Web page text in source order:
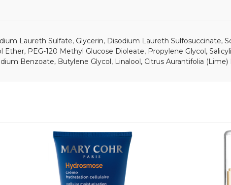
Laureth Sulfate, Glycerin, Disodium Laureth Sulfosuccinate,
Ether, PEG-120 Methyl Glucose Dioleate, Propylene Glycol,
Benzoate, Butylene Glycol, Linalool, Citrus Aurantifolia